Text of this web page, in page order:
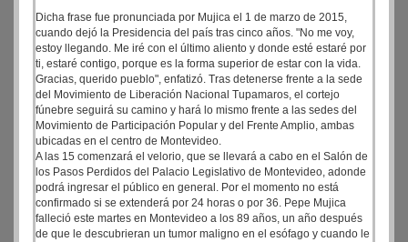
Dicha frase fue pronunciada por Mujica el 1 de marzo de 2015,
cuando dejó la Presidencia del país tras cinco años. "No me voy,
estoy llegando. Me iré con el último aliento y donde esté estaré por
ti, estaré contigo, porque es la forma superior de estar con la vida.
Gracias, querido pueblo", enfatizó. Tras detenerse frente a la sede
del Movimiento de Liberación Nacional Tupamaros, el cortejo
fúnebre seguirá su camino y hará lo mismo frente a las sedes del
Movimiento de Participación Popular y del Frente Amplio, ambas
ubicadas en el centro de Montevideo.
A las 15 comenzará el velorio, que se llevará a cabo en el Salón de
los Pasos Perdidos del Palacio Legislativo de Montevideo, adonde
podrá ingresar el público en general. Por el momento no está
confirmado si se extenderá por 24 horas o por 36. Pepe Mujica
falleció este martes en Montevideo a los 89 años, un año después
de que le descubrieran un tumor maligno en el esófago y cuando le